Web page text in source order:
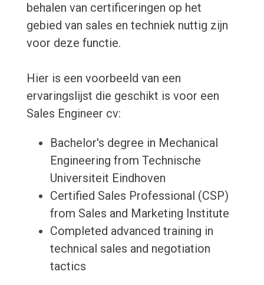
behalen van certificeringen op het
gebied van sales en techniek nuttig zijn
voor deze functie.
Hier is een voorbeeld van een
ervaringslijst die geschikt is voor een
Sales Engineer cv:
Bachelor's degree in Mechanical
Engineering from Technische
Universiteit Eindhoven
Certified Sales Professional (CSP)
from Sales and Marketing Institute
Completed advanced training in
technical sales and negotiation
tactics